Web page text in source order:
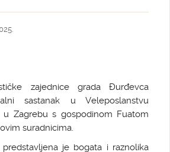
zajednice grada Đurđevca
sastanak u Veleposlanstvu
u Zagrebu s gospodinom Fuatom
suradnicima.
je bogata i raznolika